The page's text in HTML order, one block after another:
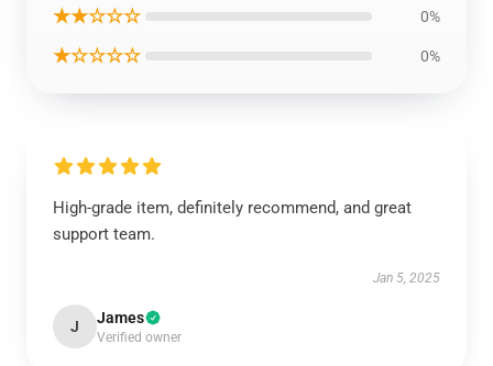
★★☆☆☆ 0%
★☆☆☆☆ 0%
High-grade item, definitely recommend, and great
support team.
Jan 5, 2025
J James
Verified owner